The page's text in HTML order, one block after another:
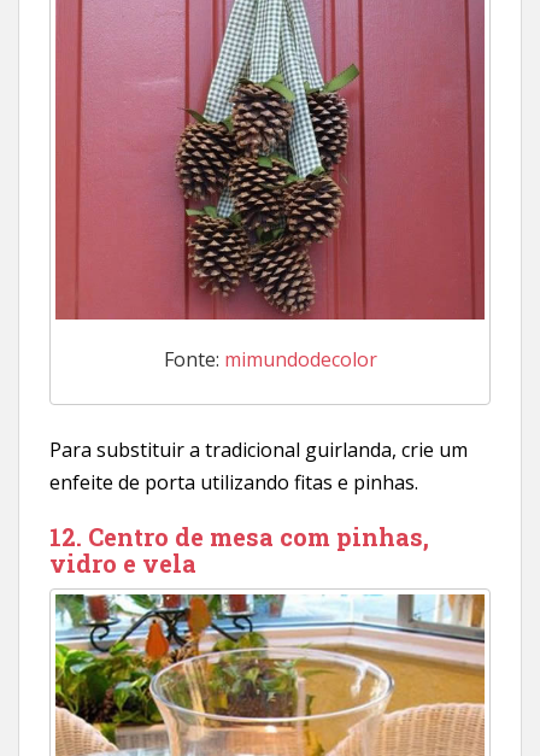
Fonte: mimundodecolor
Para substituir a tradicional guirlanda, crie um
enfeite de porta utilizando fitas e pinhas.
12. Centro de mesa com pinhas,
vidro e vela